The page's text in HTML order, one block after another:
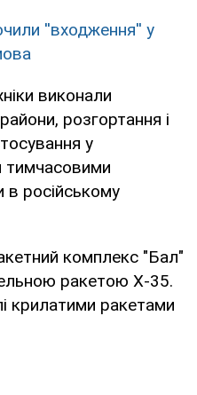
''входження'' у
виконали
розгортання і
у
тимчасовими
російському
комплекс "Бал"
ракетою Х-35.
крилатими ракетами